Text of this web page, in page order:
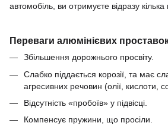
автомобіль, ви отримуєте відразу
Переваги алюмінієвих
Збільшення дорожнього просвіту.
Слабко піддається корозії, та має
агресивних речовин (олії, кислоти,
Відсутність «пробоїв» у підвісці.
Компенсує пружини, що просіли.